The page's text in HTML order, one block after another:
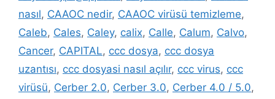
nasıl, CAAOC nedir, CAAOC virüsü temizleme,
Caleb, Cales, Caley, calix, Calle, Calum, Calvo,
Cancer, CAPITAL, ccc dosya, ccc dosya
uzantısı, ccc dosyasi nasıl açılır, ccc virus, ccc
virüsü, Cerber 2.0, Cerber 3.0, Cerber 4.0 / 5.0,